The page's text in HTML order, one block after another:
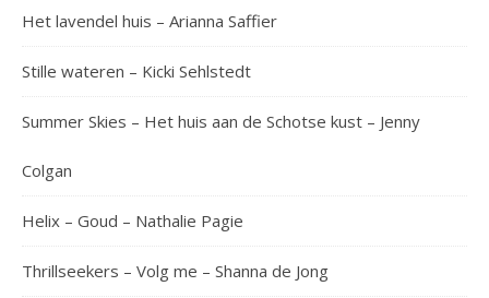
Het lavendel huis – Arianna Saffier
Stille wateren – Kicki Sehlstedt
Summer Skies – Het huis aan de Schotse kust – Jenny
Colgan
Helix – Goud – Nathalie Pagie
Thrillseekers – Volg me – Shanna de Jong